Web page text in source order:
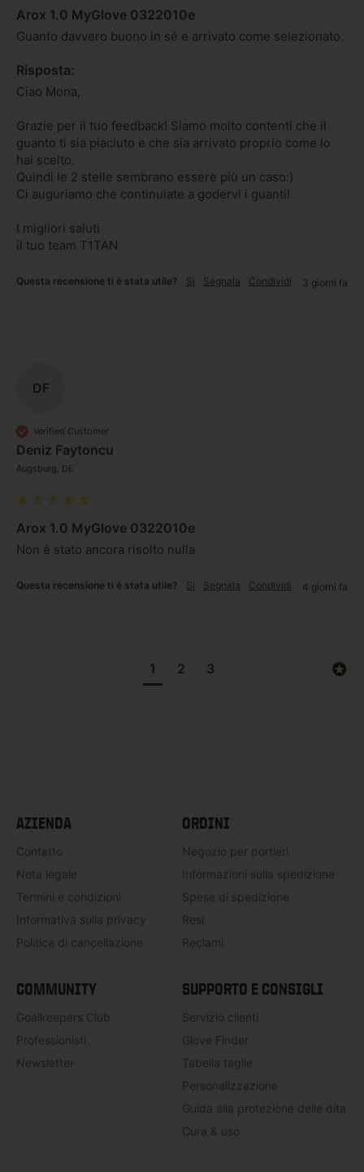
Arox 1.0 MyGlove 0322010e
Guanto davvero buono in sé e arrivato come selezionato.
Risposta:
Ciao Mona,
Grazie per il tuo feedback! Siamo molto contenti che il
guanto ti sia piaciuto e che sia arrivato proprio come lo
hai scelto.
Quindi le 2 stelle sembrano essere più un caso:)
Ci auguriamo che continuiate a godervi i guanti!
I migliori saluti
il tuo team T1TAN
Questa recensione ti è stata utile? Sì Segnala Condividi 3 giorni fa
DF
Verified Customer
Deniz Faytoncu
Augsburg, DE
Arox 1.0 MyGlove 0322010e
Non è stato ancora risolto nulla
Questa recensione ti è stata utile? Sì Segnala Condividi 4 giorni fa
1 2 3
AZIENDA
Contatto
Nota legale
Termini e condizioni
Informativa sulla privacy
Politica di cancellazione
ORDINI
Negozio per portieri
Informazioni sulla spedizione
Spese di spedizione
Resi
Reclami
COMMUNITY
Goalkeepers Club
Professionisti
Newsletter
SUPPORTO E CONSIGLI
Servizio clienti
Glove Finder
Tabella taglie
Personalizzazione
Guida alla protezione delle dita
Cura & uso